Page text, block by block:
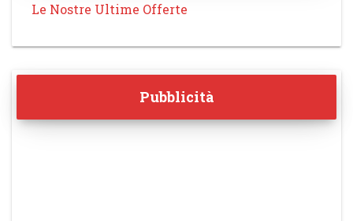
Le Nostre Ultime Offerte
Pubblicità